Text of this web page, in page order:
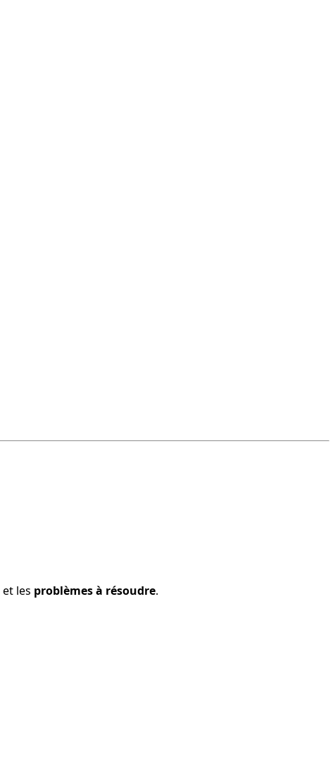
et les problèmes à résoudre.